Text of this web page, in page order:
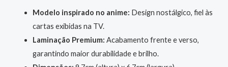
Modelo inspirado no anime: Design nostálgico, fiel às
cartas exibidas na TV.
Laminação Premium: Acabamento frente e verso,
garantindo maior durabilidade e brilho.